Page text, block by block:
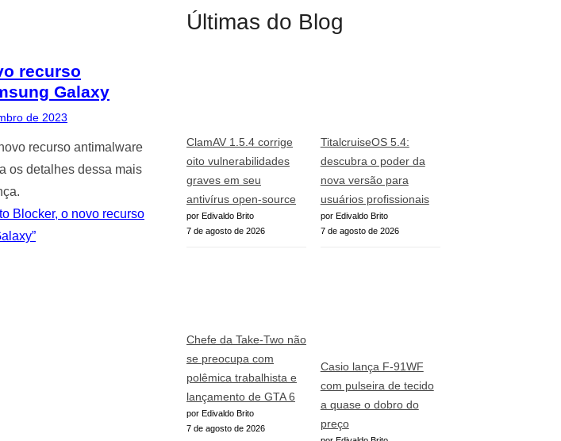
recurso
Galaxy
de 2023
recurso antimalware
os detalhes dessa mais
Blocker, o novo recurso
Últimas do Blog
ClamAV 1.5.4 corrige
oito vulnerabilidades
graves em seu
antivírus open-source
por Edivaldo Brito
7 de agosto de 2026
TitalcruiseOS 5.4:
descubra o poder da
nova versão para
usuários profissionais
por Edivaldo Brito
7 de agosto de 2026
Chefe da Take-Two não
se preocupa com
polêmica trabalhista e
lançamento de GTA 6
por Edivaldo Brito
7 de agosto de 2026
Casio lança F-91WF
com pulseira de tecido
a quase o dobro do
preço